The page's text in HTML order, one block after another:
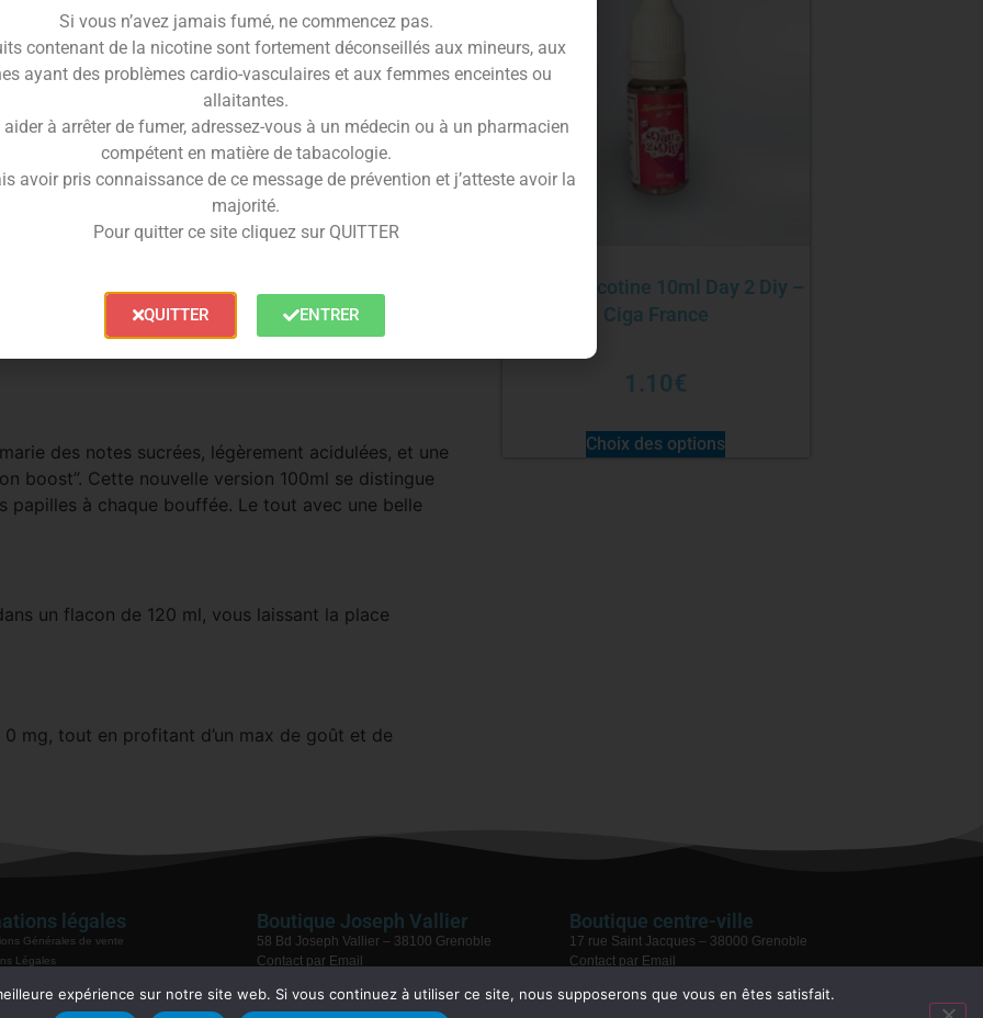
recette emblématique dans une version encore plus
énergétiques, ce e-liquide vous propulse
par une fraîcheur saisissante, bien plus marquée
cherchent à booster leur vape avec un goût ultra-
en vapeur, tout en conservant une excellente
généreux et frais, R’Boost est une valeur sûre
des notes sucrées, légèrement acidulées, et une
boost”. Cette nouvelle version 100ml se distingue
papilles à chaque bouffée. Le tout avec une belle
un flacon de 120 ml, vous laissant la place
mg, tout en profitant d’un max de goût et de
Booster nicotine 10ml Day 2 Diy –
Ciga France
1.10€
Choix des options
légales
Générales de vente
Légales
/ Service après vente
Boutique Joseph Vallier
58 Bd Joseph Vallier – 38100 Grenoble
Contact par Email
Boutique centre-ville
17 rue Saint Jacques – 38000 Grenoble
Contact par Email
expérience sur notre site web. Si vous continuez à utiliser ce site, nous supposerons que vous en êtes satisfait.
Si vous n’avez jamais fumé, ne commencez pas.
contenant de la nicotine sont fortement déconseillés aux mineurs, aux
ayant des problèmes cardio-vasculaires et aux femmes enceintes ou
allaitantes.
à arrêter de fumer, adressez-vous à un médecin ou à un pharmacien
compétent en matière de tabacologie.
avoir pris connaissance de ce message de prévention et j’atteste avoir la
majorité.
Pour quitter ce site cliquez sur QUITTER
QUITTER ENTRER